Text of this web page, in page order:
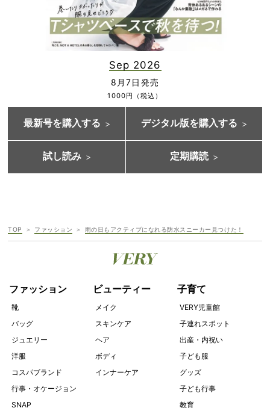
Sep 2026
8月7日発売
1000円（税込）
最新号を購入する デジタル版を購入する
試し読み 定期購読
TOP ファッション 雨の日もアクティブになれる防水スニーカー見つけた！
ファッション
靴
バッグ
ジュエリー
洋服
コスパブランド
行事・オケージョン
SNAP
ビューティー
メイク
スキンケア
ヘア
ボディ
インナーケア
子育て
VERY児童館
子連れスポット
出産・内祝い
子ども服
グッズ
子ども行事
教育